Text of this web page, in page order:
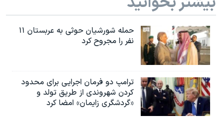
حمله شورشیان حوثی به عربستان ۱۱
نفر را مجروح کرد
ترامپ دو فرمان اجرایی برای محدود
کردن شهروندی از طریق تولد و
«گردشگری زایمان» امضا کرد